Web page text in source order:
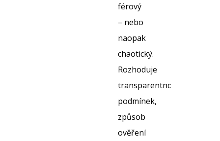
férový
– nebo
naopak
chaotický.
Rozhoduje
transparentnost
podmínek,
způsob
ověření